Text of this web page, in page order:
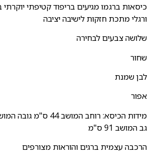
כיסאות ברגמו מגיעים בריפוד קטיפתי יוקרתי
ורגלי מתכת חזקות לישיבה יציבה
שלושה צבעים לבחירה
שחור
לבן שמנת
אפור
גב המושב 91 ס"מ
הרכבה עצמית ברגים והוראות מצורפים